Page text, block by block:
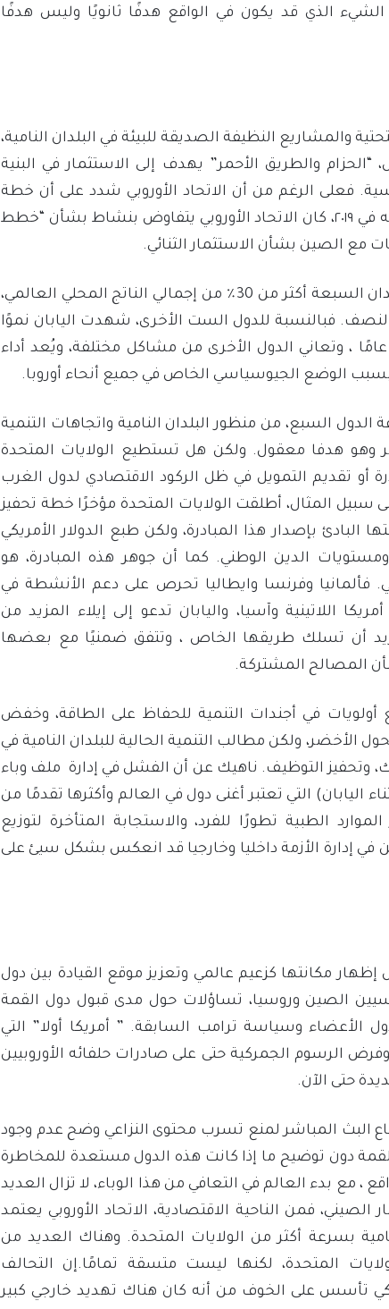
الشيء الذي قد يكون في الواقع هدفًا ثانويًا وليس هدفًا
والمشاريع النظيفة الصديقة للبيئة في البلدان النامية،
والطريق الأحمر” يهدف إلى الاستثمار في البنية
فعلى الرغم من أن الاتحاد الأوروبي شدد على أن خطة
البنية التحتية “لا تستهدف أي دولة أخرى”، إلا أنه في ٢٠١٩، كان الاتحاد الأوروبي يتفاوض بنشاط بشأن “خطط
مع الصين بشأن الاستثمار الثنائي.
في الواقع، يمثل إجمالي الناتج المحلي لهذه البلدان السبعة أكثر من 30٪ من إجمالي الناتج المحلي العالمي،
النصف. فبالنسبة للدول الست الأخرى، شهدت اليابان نموًا
صفريًا في الناتج المحلي الإجمالي لأكثر من 20 عامًا ، وتعاني الدول الأخرى من مشاكل مختلفة، ويُعد أداء
بسبب الوضع الجيوسياسي الخاص في جميع أنحاء أوروبا.
السبع، من منظور البلدان النامية واتجاهات التنمية
وهو هدفا معقول. ولكن هل تستطيع الولايات المتحدة
أو تقديم التمويل في ظل الركود الاقتصادي لدول الغرب
سبيل المثال، أطلقت الولايات المتحدة مؤخرًا خطة تحفيز
بصفتها البادئ بإصدار هذا المبادرة، ولكن طبع الدولار الأمريكي
الدين الوطني. كما أن جوهر هذه المبادرة، هو
فألمانيا وفرنسا وايطاليا تحرص على دعم الأنشطة في
اللاتينية وآسيا، واليابان تدعو إلى إيلاء المزيد من
تريد أن تسلك طريقها الخاص ، وتتفق ضمنيًا مع بعضها
المصالح المشتركة.
أولويات في أجندات التنمية للحفاظ على الطاقة، وخفض
الأخضر، ولكن مطالب التنمية الحالية للبلدان النامية في
وتحفيز التوظيف. ناهيك عن أن الفشل في إدارة ملف وباء
القمة (باستثناء اليابان) التي تعتبر أغنى دول في العالم وأكثرها تقدمًا من
الموارد الطبية تطورًا للفرد، والاستجابة المتأخرة لتوزيع
في إدارة الأزمة داخليا وخارجيا قد انعكس بشكل سيئ على
إظهار مكانتها كزعيم عالمي وتعزيز موقع القيادة بين دول
الصين وروسيا، تساؤلات حول مدى قبول دول القمة
وسياسة ترامب السابقة. ” أمريكا أولا” التي
الرسوم الجمركية حتى على صادرات حلفائه الأوروبيين
حتى الآن.
البث المباشر لمنع تسرب محتوى النزاعي وضح عدم وجود
دون توضيح ما إذا كانت هذه الدول مستعدة للمخاطرة
، مع بدء العالم في التعافي من هذا الوباء، لا تزال العديد
فمن الناحية الاقتصادية، الاتحاد الأوروبي يعتمد
بسرعة أكثر من الولايات المتحدة. وهناك العديد من
المتحدة، لكنها ليست متسقة تمامًا.إن التحالف
تأسس على الخوف من أنه كان هناك تهديد خارجي كبير